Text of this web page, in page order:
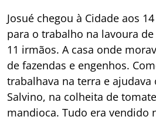
Josué chegou à Cidade aos
para o trabalho na lavoura
11 irmãos. A casa onde
de fazendas e engenhos.
trabalhava na terra e ajudava
Salvino, na colheita de
mandioca. Tudo era vendido